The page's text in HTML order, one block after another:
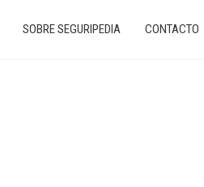
SOBRE SEGURIPEDIA CONTACTO